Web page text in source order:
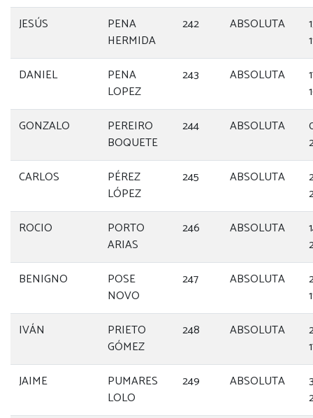
JESÚS
PENA
HERMIDA
242 ABSOLUTA
DANIEL
PENA
LOPEZ
243 ABSOLUTA
GONZALO
PEREIRO
BOQUETE
244 ABSOLUTA
CARLOS
PÉREZ
LÓPEZ
245 ABSOLUTA
ROCIO
PORTO
ARIAS
246 ABSOLUTA
BENIGNO
POSE
NOVO
247 ABSOLUTA
IVÁN
PRIETO
GÓMEZ
248 ABSOLUTA
JAIME
PUMARES
LOLO
249 ABSOLUTA